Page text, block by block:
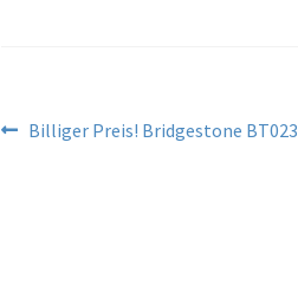
Beitragsnavigation
Vorheriger
Billiger Preis! Bridgestone BT023